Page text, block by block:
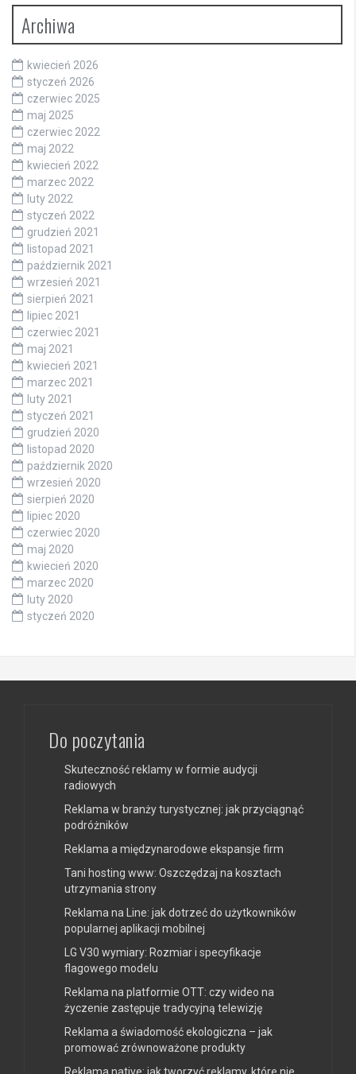
Archiwa
kwiecień 2026
styczeń 2026
czerwiec 2025
maj 2025
czerwiec 2022
maj 2022
kwiecień 2022
marzec 2022
luty 2022
styczeń 2022
grudzień 2021
listopad 2021
październik 2021
wrzesień 2021
sierpień 2021
lipiec 2021
czerwiec 2021
maj 2021
kwiecień 2021
marzec 2021
luty 2021
styczeń 2021
grudzień 2020
listopad 2020
październik 2020
wrzesień 2020
sierpień 2020
lipiec 2020
czerwiec 2020
maj 2020
kwiecień 2020
marzec 2020
luty 2020
styczeń 2020
Do poczytania
Skuteczność reklamy w formie audycji
radiowych
Reklama w branży turystycznej: jak przyciągnąć
podróżników
Reklama a międzynarodowe ekspansje firm
Tani hosting www: Oszczędzaj na kosztach
utrzymania strony
Reklama na Line: jak dotrzeć do użytkowników
popularnej aplikacji mobilnej
LG V30 wymiary: Rozmiar i specyfikacje
flagowego modelu
Reklama na platformie OTT: czy wideo na
życzenie zastępuje tradycyjną telewizję
Reklama a świadomość ekologiczna – jak
promować zrównoważone produkty
Reklama native: jak tworzyć reklamy, które nie